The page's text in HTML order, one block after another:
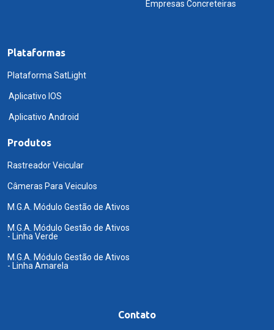
Empresas Concreteiras
Plataformas
Plataforma SatLight
Aplicativo IOS
Aplicativo Android
Produtos
Rastreador Veicular
Câmeras Para Veiculos
M.G.A. Módulo Gestão de Ativos
M.G.A. Módulo Gestão de Ativos
- Linha Verde
M.G.A. Módulo Gestão de Ativos
- Linha Amarela
Contato